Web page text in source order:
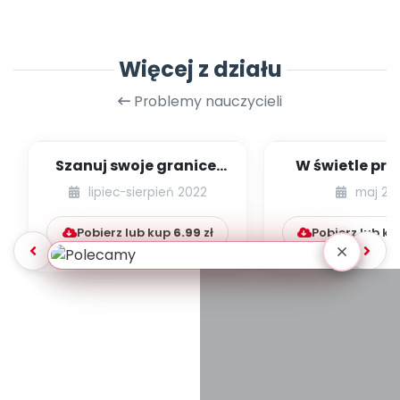
Więcej z działu
Problemy nauczycieli
Szanuj swoje granice.
Szanuj granice innych.
Granice os...
lipiec-sierpień 2022
Pobierz lub kup 6.99 zł
W świetle
54] [kącik
maj
Pobierz lub